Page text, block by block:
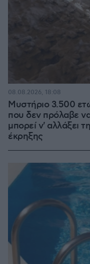
Μυστήριο 3.500
που δεν πρόλαβε
μπορεί ν' αλλάξει
έκρηξης
08.08.2026, 18:08